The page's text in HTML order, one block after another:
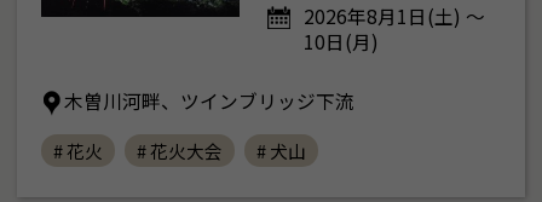
2026年8月1日(土) ～
10日(月)
木曽川河畔、ツインブリッジ下流
# 花火 # 花火大会 # 犬山